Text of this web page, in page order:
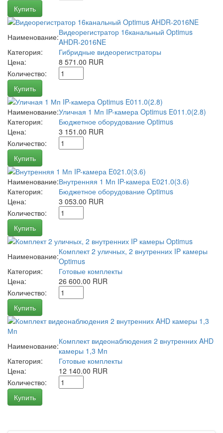
Купить
Наименование:Видеорегистратор 16канальный Optimus
AHDR-2016NE
Категория:
Гибридные видеорегистраторы
Цена:
8 571.00 RUR
Количество:
Купить
Наименование:Уличная 1 Мп IP-камера Optimus E011.0(2.8)
Категория:
Бюджетное оборудование Optimus
Цена:
3 151.00 RUR
Количество:
Купить
Наименование:Внутренняя 1 Мп IP-камера E021.0(3.6)
Категория:
Бюджетное оборудование Optimus
Цена:
3 053.00 RUR
Количество:
Купить
Наименование:Комплект 2 уличных, 2 внутренних IP камеры
Optimus
Категория:
Готовые комплекты
Цена:
26 600.00 RUR
Количество:
Купить
Наименование:Комплект видеонаблюдения 2 внутренних AHD
камеры 1,3 Мп
Категория:
Готовые комплекты
Цена:
12 140.00 RUR
Количество:
Купить